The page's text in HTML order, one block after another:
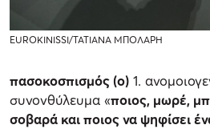
EUROKINISSI/ΤΑΤΙΑΝΑ ΜΠΟΛΑΡΗ
πασοκοσπισμός (ο) 1.
συνονθύλευμα «ποιος, μωρέ,
σοβαρά και ποιος να ψηφίσει